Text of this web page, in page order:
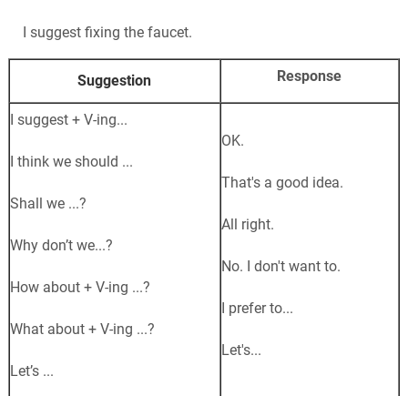
I suggest fixing the faucet.
Suggestion Response
I suggest + V-ing...
I think we should ...
Shall we ...?
Why don’t we...?
How about + V-ing ...?
What about + V-ing ...?
Let’s ...
OK.
That's a good idea.
All right.
No. I don't want to.
I prefer to...
Let's...